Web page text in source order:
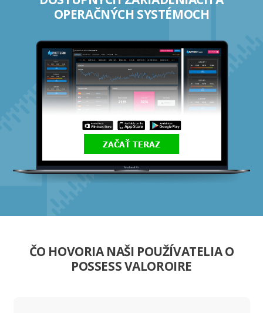
OPERAČNÝCH SYSTÉMOCH
ZAČAŤ TERAZ
ČO HOVORIA NAŠI POUŽÍVATELIA O
POSSESS VALOROIRE